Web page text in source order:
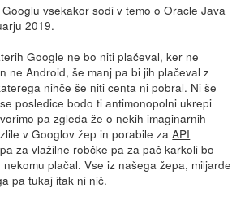
vsekakor sodi v temo o Oracle Java
2019.
Google ne bo niti plačeval, ker ne
ne Android, še manj pa bi jih plačeval z
nihče še niti centa ni pobral. Ni še
posledice bodo ti antimonopolni ukrepi
pa zgleda že o nekih imaginarnih
v Googlov žep in porabile zaAPI
pa za vlažilne robčke pa za pač karkoli bo
plačal. Vse iz našega žepa, miljarde
pa tukaj itak ni nič.